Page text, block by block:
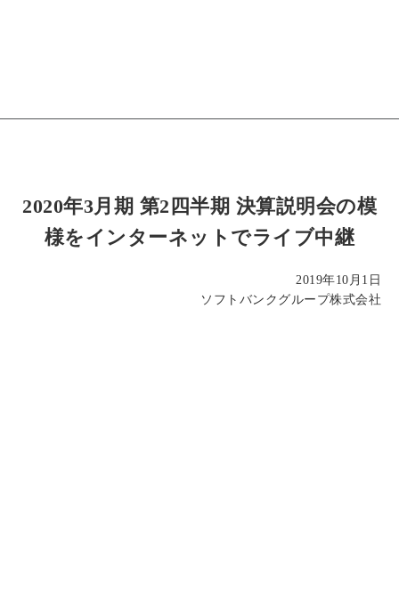
2020年3月期 第2四半期 決算説明会の模
様をインターネットでライブ中継
2019年10月1日
ソフトバンクグループ株式会社